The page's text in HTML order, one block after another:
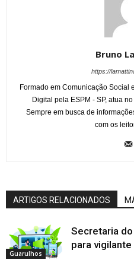
Bruno
https://
Formado em Comunicação Social
Digital pela ESPM - SP, atua
Sempre em busca de
com os
ARTIGOS RELACIONADOS
Guarulhos
Secretaria
para vigilante